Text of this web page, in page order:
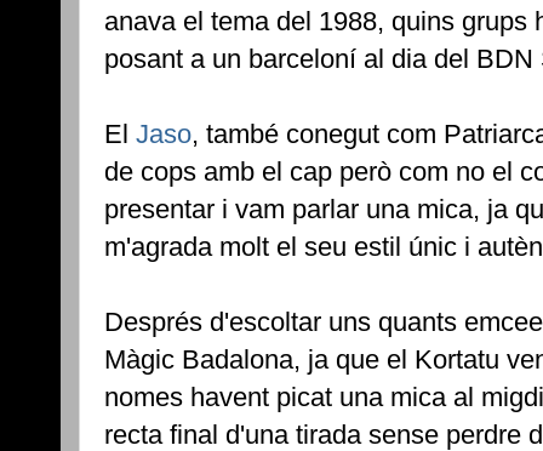
anava el tema del 1988, quins grups
posant a un barceloní al dia del BDN
El Jaso, també conegut com
de cops amb el cap però com no el
presentar i vam parlar una mica, ja
m'agrada molt el seu estil únic i
Després d'escoltar uns quants
Màgic Badalona, ja que el Kortatu
nomes havent picat una mica al
recta final d'una tirada sense perdre